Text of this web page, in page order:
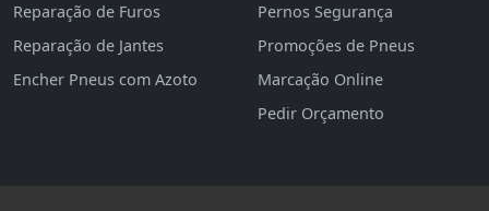
Reparação de Furos
Reparação de Jantes
Encher Pneus com Azoto
Pernos Segurança
Promoções de Pneus
Marcação Online
Pedir Orçamento